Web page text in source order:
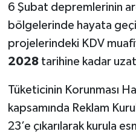
6 Şubat depremlerinin
bölgelerinde hayata
projelerindeki KDV
2028tarihine kadar
Tüketicinin Korunması
kapsamında Reklam
23’e çıkarılarak kurula